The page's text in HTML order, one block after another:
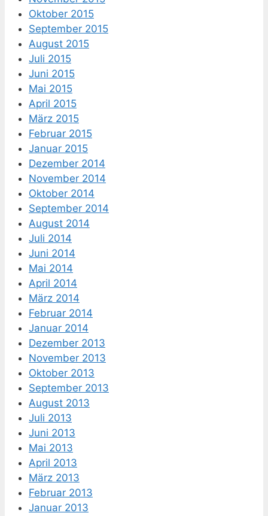
Oktober 2015
September 2015
August 2015
Juli 2015
Juni 2015
Mai 2015
April 2015
März 2015
Februar 2015
Januar 2015
Dezember 2014
November 2014
Oktober 2014
September 2014
August 2014
Juli 2014
Juni 2014
Mai 2014
April 2014
März 2014
Februar 2014
Januar 2014
Dezember 2013
November 2013
Oktober 2013
September 2013
August 2013
Juli 2013
Juni 2013
Mai 2013
April 2013
März 2013
Februar 2013
Januar 2013